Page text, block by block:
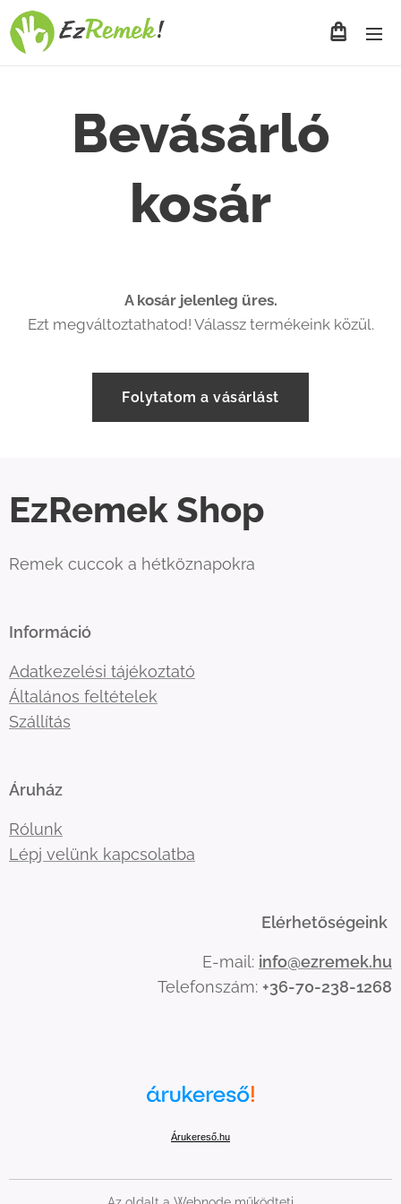
Bevásárló
kosár
A kosár jelenleg üres.
Ezt megváltoztathatod! Válassz termékeink közül.
Folytatom a vásárlást
EzRemek Shop
Remek cuccok a hétköznapokra
Információ
Adatkezelési tájékoztató
Általános feltételek
Szállítás
Áruház
Rólunk
Lépj velünk kapcsolatba
Elérhetőségeink
E-mail: info@ezremek.hu
Telefonszám: +36-70-238-1268
Árukereső.hu